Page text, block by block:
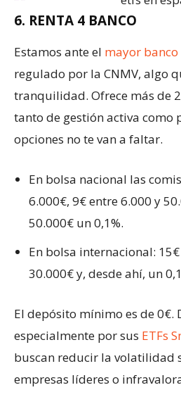
6. RENTA 4 BANCO
Estamos ante el mayor
regulado por la CNMV, algo
tranquilidad. Ofrece más de
tanto de gestión activa como
opciones no te van a faltar.
En bolsa nacional las
6.000€, 9€ entre 6.000 y
50.000€ un 0,1%.
En bolsa internacional:
30.000€ y, desde ahí, un
El depósito mínimo es de 0€.
especialmente por sus ETFs
buscan reducir la volatilidad
empresas líderes o